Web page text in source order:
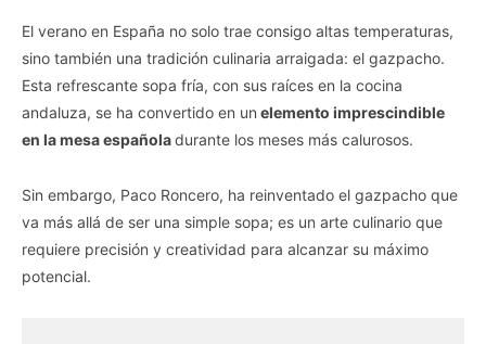
El verano en España no solo trae consigo altas temperaturas,
sino también una tradición culinaria arraigada: el gazpacho.
Esta refrescante sopa fría, con sus raíces en la cocina
andaluza, se ha convertido en un elemento imprescindible
en la mesa españoladurante los meses más calurosos.
Sin embargo, Paco Roncero, ha reinventado el gazpacho que
va más allá de ser una simple sopa; es un arte culinario que
requiere precisión y creatividad para alcanzar su máximo
potencial.